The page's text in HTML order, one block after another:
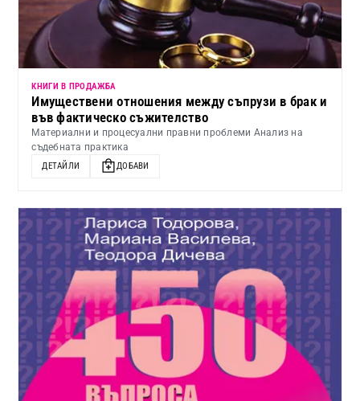
КНИГИ В ПРОДАЖБА
Имуществени отношения между съпрузи в брак и
във фактическо съжителство
Материални и процесуални правни проблеми Анализ на
съдебната практика
ДЕТАЙЛИ ДОБАВИ